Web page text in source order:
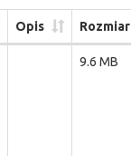
Opis Rozmiar
9.6 MB